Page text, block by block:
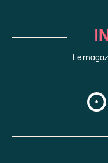
Le